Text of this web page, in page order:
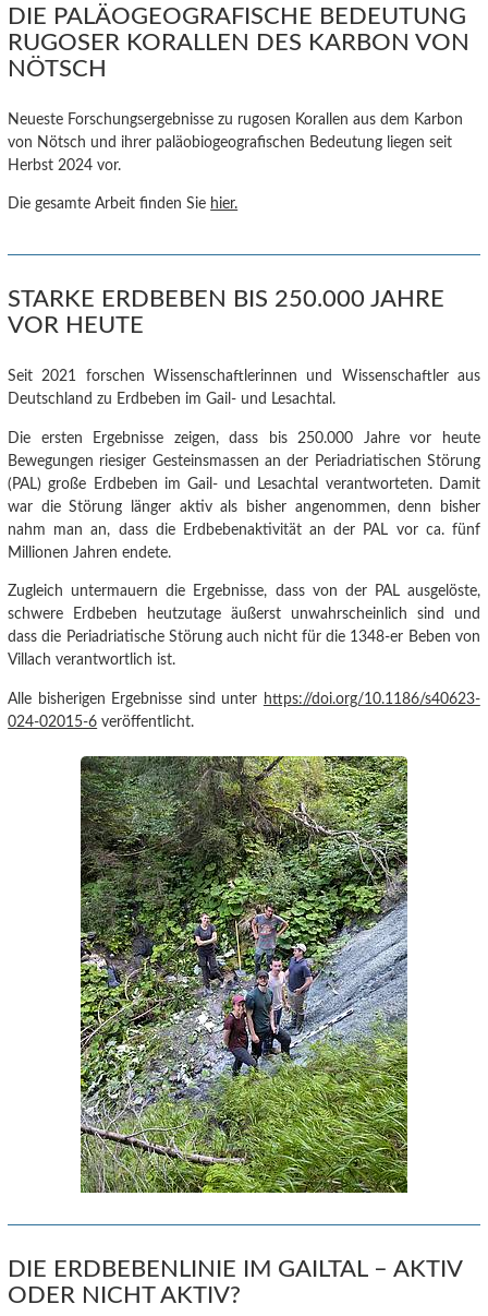
DIE PALÄOGEOGRAFISCHE BEDEUTUNG
RUGOSER KORALLEN DES KARBON VON
NÖTSCH
Neueste Forschungsergebnisse zu rugosen Korallen aus dem Karbon
von Nötsch und ihrer paläobiogeografischen Bedeutung liegen seit
Herbst 2024 vor.
Die gesamte Arbeit finden Sie hier.
STARKE ERDBEBEN BIS 250.000 JAHRE
VOR HEUTE
Seit 2021 forschen Wissenschaftlerinnen und Wissenschaftler aus
Deutschland zu Erdbeben im Gail- und Lesachtal.
Die ersten Ergebnisse zeigen, dass bis 250.000 Jahre vor heute
Bewegungen riesiger Gesteinsmassen an der Periadriatischen Störung
(PAL) große Erdbeben im Gail- und Lesachtal verantworteten.
Damit
war die Störung länger aktiv als bisher angenommen, denn bisher
nahm man an, dass die Erdbebenaktivität an der PAL vor ca. fünf
Millionen Jahren endete.
Zugleich untermauern die Ergebnisse, dass von der PAL ausgelöste,
schwere Erdbeben heutzutage äußerst unwahrscheinlich sind und
dass die Periadriatische Störung auch nicht für die 1348-er Beben von
Villach verantwortlich ist.
Alle bisherigen Ergebnisse sind unter https://doi.org/10.1186/s40623-
024-02015-6 veröffentlicht.
DIE ERDBEBENLINIE IM GAILTAL – AKTIV
ODER NICHT AKTIV?